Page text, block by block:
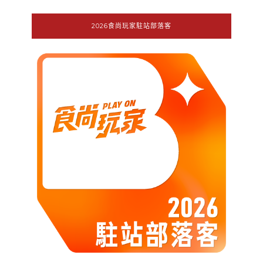
2026食尚玩家駐站部落客